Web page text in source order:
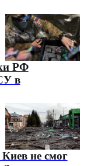
РФ
в
не смог